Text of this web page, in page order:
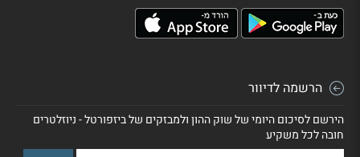
הרשמה לדיוור
הירשם לסיכום היומי של שוק ההון ולמבזקים של ביזפורטל - ניוזלטרים
חובה לכל משקיע